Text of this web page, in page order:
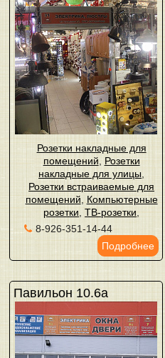
Розетки накладные для
помещений
Розетки
накладные для улицы
Розетки встраиваемые для
помещений
Компьютерные
розетки ,ТВ-розетки
8-926-351-14-44
Подробнее
Павильон 10.6а